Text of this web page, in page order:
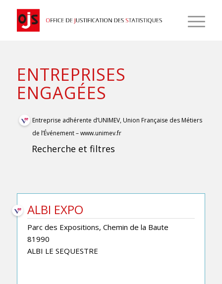
ENTREPRISES
ENGAGÉES
Entreprise adhérente d’UNIMEV, Union Française des Métiers
de l’Événement –www.unimev.fr
ALBI EXPO
Parc des Expositions, Chemin de la Baute
81990
ALBI LE SEQUESTRE
Recherche et filtres